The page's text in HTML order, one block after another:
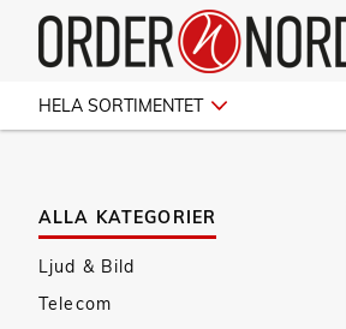
HELA SORTIMENTET
ALLA KATEGORIER
Ljud & Bild
Telecom